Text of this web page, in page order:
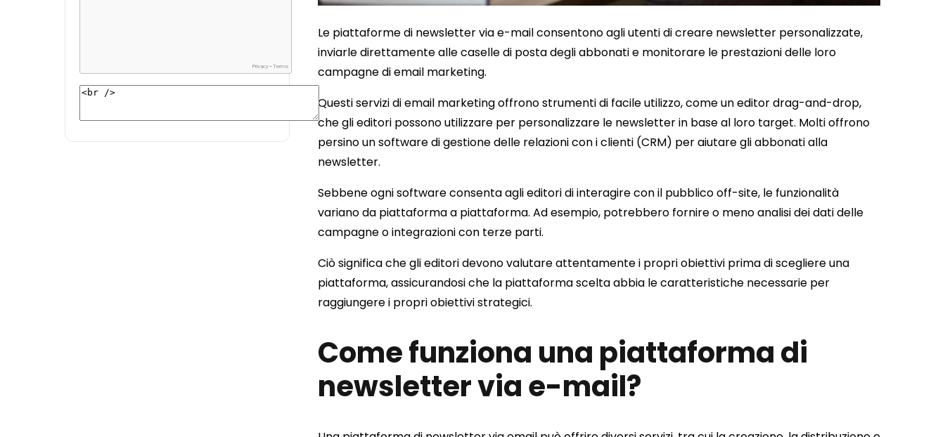
Le piattaforme di newsletter via e-mail consentono agli utenti di creare newsletter personalizzate,
inviarle direttamente alle caselle di posta degli abbonati e monitorare le prestazioni delle loro
campagne di email marketing.
Questi servizi di email marketing offrono strumenti di facile utilizzo, come un editor drag-and-drop,
che gli editori possono utilizzare per personalizzare le newsletter in base al loro target. Molti offrono
persino un software di gestione delle relazioni con i clienti (CRM) per aiutare gli abbonati alla
newsletter.
Sebbene ogni software consenta agli editori di interagire con il pubblico off-site, le funzionalità
variano da piattaforma a piattaforma. Ad esempio, potrebbero fornire o meno analisi dei dati delle
campagne o integrazioni con terze parti.
Ciò significa che gli editori devono valutare attentamente i propri obiettivi prima di scegliere una
piattaforma, assicurandosi che la piattaforma scelta abbia le caratteristiche necessarie per
raggiungere i propri obiettivi strategici.
Come funziona una piattaforma di
newsletter via e-mail?